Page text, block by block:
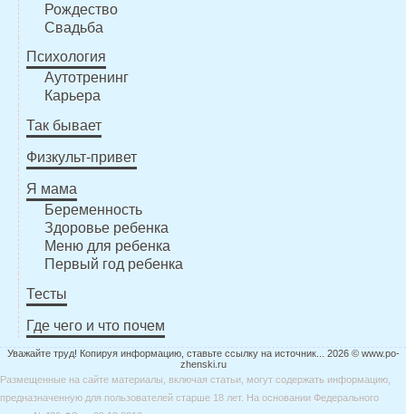
Рождество
Свадьба
Психология
Аутотренинг
Карьера
Так бывает
Физкульт-привет
Я мама
Беременность
Здоровье ребенка
Меню для ребенка
Первый год ребенка
Тесты
Где чего и что почем
Уважайте труд! Копируя информацию, ставьте ссылку на источник... 2026 © www.po-
zhenski.ru
Размещенные на сайте материалы, включая статьи, могут содержать информацию,
предназначенную для пользователей старше 18 лет. На основании Федерального